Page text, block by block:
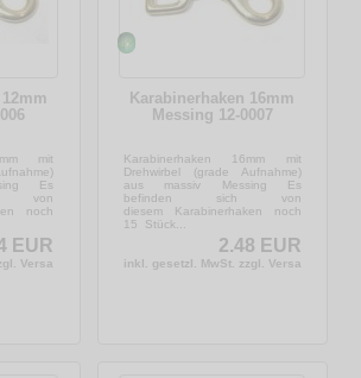
mit
Es
von
noch
EUR
Versandkosten
Karabinerhaken 16mm
Messing 12-0007
Karabinerhaken 16mm mit
Drehwirbel (grade Aufnahme)
aus massiv Messing Es
befinden sich von
diesem Karabinerhaken noch
15 Stück...
2.48 EUR
inkl. gesetzl. MwSt. zzgl. Versandkosten